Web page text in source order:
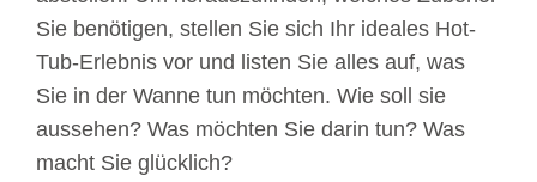
Sie benötigen, stellen Sie sich Ihr ideales Hot-
Tub-Erlebnis vor und listen Sie alles auf, was
Sie in der Wanne tun möchten. Wie soll sie
aussehen? Was möchten Sie darin tun? Was
macht Sie glücklich?